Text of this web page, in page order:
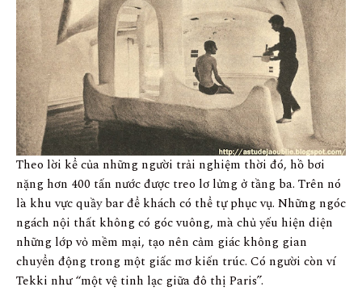
Theo lời kể của những người trải nghiệm thời đó, hồ bơi
nặng hơn 400 tấn nước được treo lơ lửng ở tầng ba. Trên nó
là khu vực quầy bar để khách có thể tự phục vụ. Những ngóc
ngách nội thất không có góc vuông, mà chủ yếu hiện diện
những lớp vỏ mềm mại, tạo nên cảm giác không gian
chuyển động trong một giấc mơ kiến trúc. Có người còn ví
Tekki như “một vệ tinh lạc giữa đô thị Paris”.